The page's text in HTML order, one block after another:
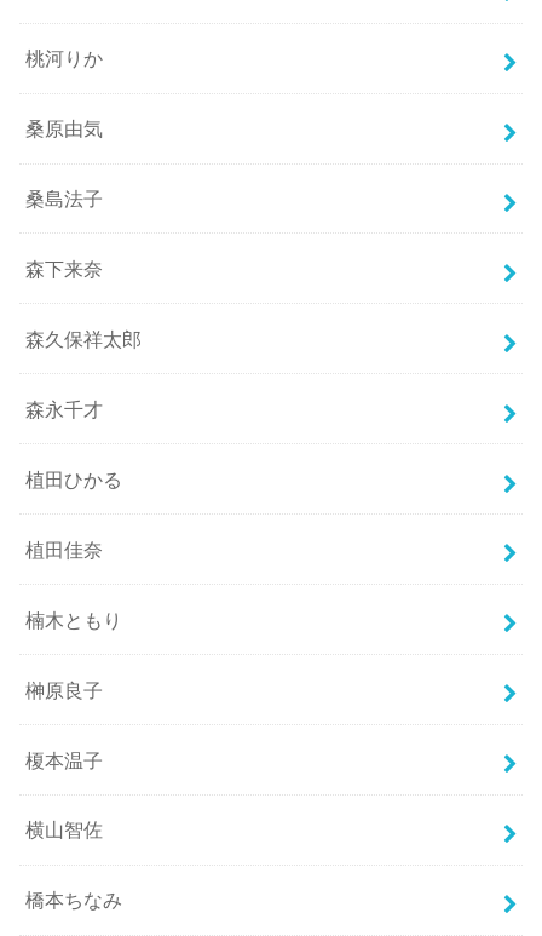
桃河りか
桑原由気
桑島法子
森下来奈
森久保祥太郎
森永千才
植田ひかる
植田佳奈
楠木ともり
榊原良子
榎本温子
横山智佐
橋本ちなみ